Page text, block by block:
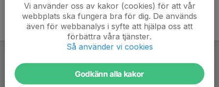
Vi använder oss av kakor (cookies) för att vår
webbplats ska fungera bra för dig. De används
även för webbanalys i syfte att hjälpa oss att
förbättra våra tjänster.
Så använder vi cookies
Godkänn alla kakor